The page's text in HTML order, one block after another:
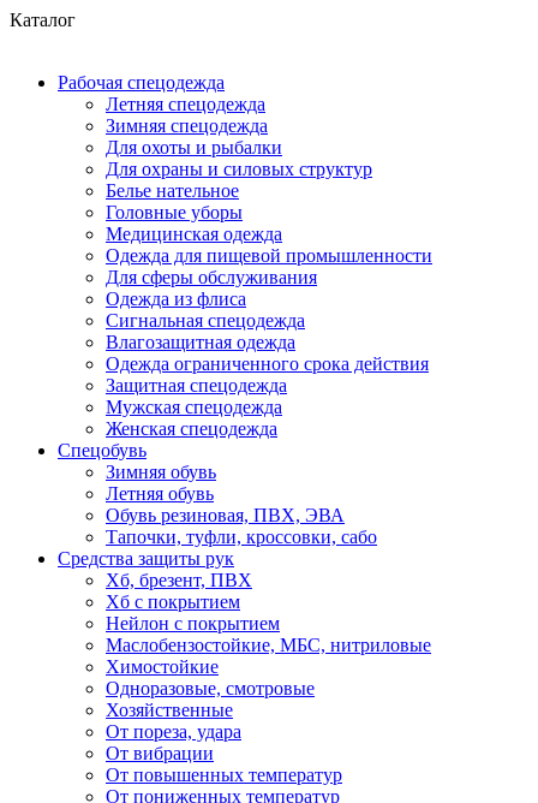
Каталог
Рабочая спецодежда
Летняя спецодежда
Зимняя спецодежда
Для охоты и рыбалки
Для охраны и силовых структур
Белье нательное
Головные уборы
Медицинская одежда
Одежда для пищевой промышленности
Для сферы обслуживания
Одежда из флиса
Сигнальная спецодежда
Влагозащитная одежда
Одежда ограниченного срока действия
Защитная спецодежда
Мужская спецодежда
Женская спецодежда
Спецобувь
Зимняя обувь
Летняя обувь
Обувь резиновая, ПВХ, ЭВА
Тапочки, туфли, кроссовки, сабо
Средства защиты рук
Хб, брезент, ПВХ
Хб с покрытием
Нейлон с покрытием
Маслобензостойкие, МБС, нитриловые
Химостойкие
Одноразовые, смотровые
Хозяйственные
От пореза, удара
От вибрации
От повышенных температур
От пониженных температур